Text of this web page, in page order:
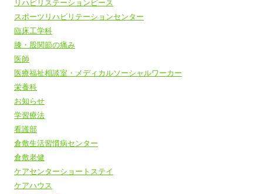
リハビリステーションピース
スポーツリハビリテーションセンター
臨床工学科
膝・股関節の痛み
医師
医療福祉相談室・メディカルソーシャルワーカー
栄養科
お知らせ
学習療法
看護部
倉敷生活習慣病センター
倉敷老健
ケアセンターショートステイ
ケアハウス